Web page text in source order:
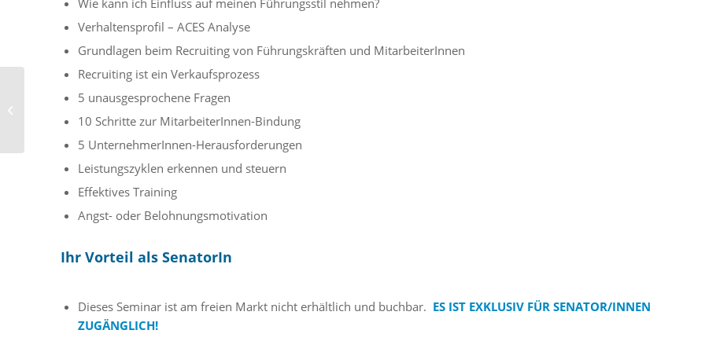
Verhaltensprofil – ACES Analyse
Grundlagen beim Recruiting von Führungskräften und MitarbeiterInnen
Recruiting ist ein Verkaufsprozess
5 unausgesprochene Fragen
10 Schritte zur MitarbeiterInnen-Bindung
5 UnternehmerInnen-Herausforderungen
Leistungszyklen erkennen und steuern
Effektives Training
Angst- oder Belohnungsmotivation
Ihr Vorteil als SenatorIn
Dieses Seminar ist am freien Markt nicht erhältlich und buchbar. ES IST EXKLUSIV FÜR SENATOR/INNEN
ZUGÄNGLICH!
Management |
KOSTENLOSER